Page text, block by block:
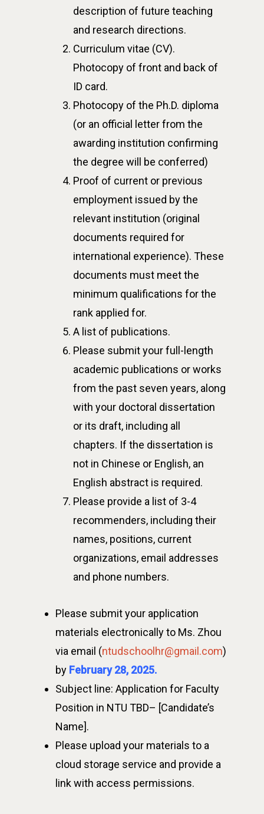
description of future teaching
and research directions.
Curriculum vitae (CV).
Photocopy of front and back of
ID card.
Photocopy of the Ph.D. diploma
(or an official letter from the
awarding institution confirming
the degree will be conferred)
Proof of current or previous
employment issued by the
relevant institution (original
documents required for
international experience). These
documents must meet the
minimum qualifications for the
rank applied for.
A list of publications.
Please submit your full-length
academic publications or works
from the past seven years, along
with your doctoral dissertation
or its draft, including all
chapters. If the dissertation is
not in Chinese or English, an
English abstract is required.
Please provide a list of 3-4
recommenders, including their
names, positions, current
organizations, email addresses
and phone numbers.
Please submit your application
materials electronically to Ms. Zhou
via email (ntudschoolhr@gmail.com)
by February 28, 2025.
Subject line: Application for Faculty
Position in NTU TBD– [Candidate’s
Name].
Please upload your materials to a
cloud storage service and provide a
link with access permissions.
領域專長
24hrs D
D-Day
創意創業學分學程
領導學分學程
實作中心
企業出題X臺大解題
NTU Beyond Borders
D電子報
EN
Address : 100047臺北
思源街18號卓越研究大
Room 409, Building for
Research Excellence.
Siyuan St, Zhongzheng
Taipei City 100047,